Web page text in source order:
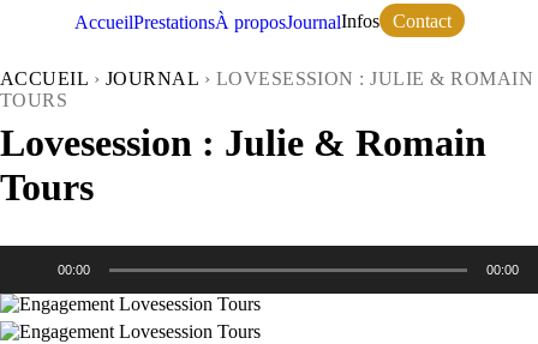
AccueilPrestationsÀ proposJournalInfos Contact
ACCUEIL › JOURNAL › LOVESESSION : JULIE & ROMAIN
TOURS
Lovesession : Julie & Romain
Tours
00:00 00:00